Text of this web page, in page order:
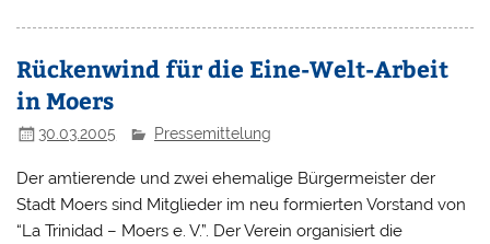
Rückenwind für die Eine-Welt-Arbeit
in Moers
30.03.2005 Pressemittelung
Der amtierende und zwei ehemalige Bürgermeister der
Stadt Moers sind Mitglieder im neu formierten Vorstand von
“La Trinidad – Moers e. V.”. Der Verein organisiert die